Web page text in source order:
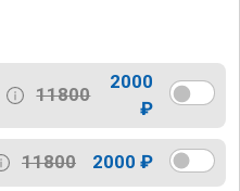
11800
2000
₽
11800 2000 ₽